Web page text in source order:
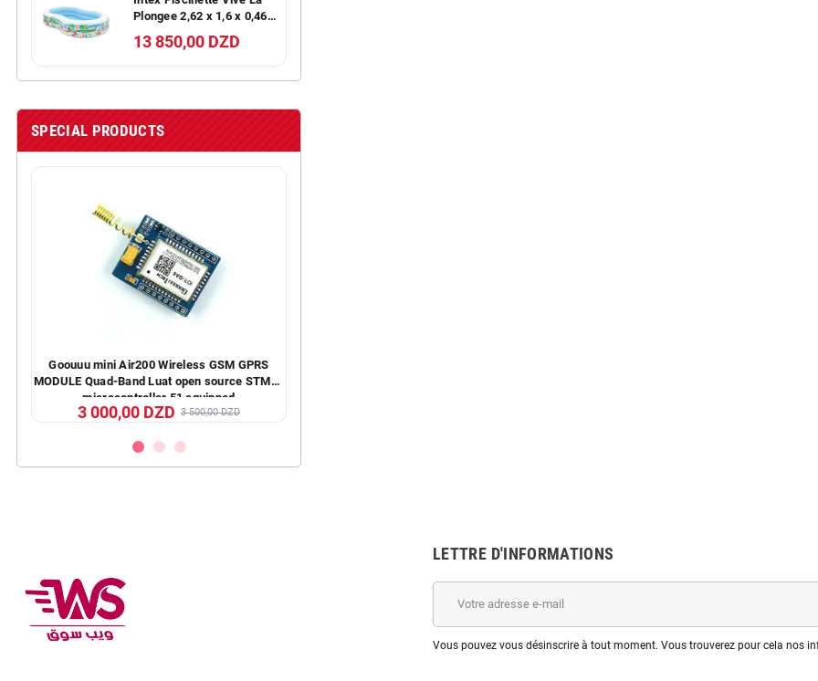
Plongee 2,62 x 1,6 x 0,46M -
13 850,00 DZD
SPECIAL PRODUCTS
Goouuu mini Air200 Wireless GSM GPRS
MODULE Quad-Band Luat open source STM32
microcontroller 51 equipped
3 000,00 DZD 3 500,00 DZD
LETTRE D'INFORMATIONS
Vous pouvez vous désinscrire à tout moment. Vous trouverez pour cela nos